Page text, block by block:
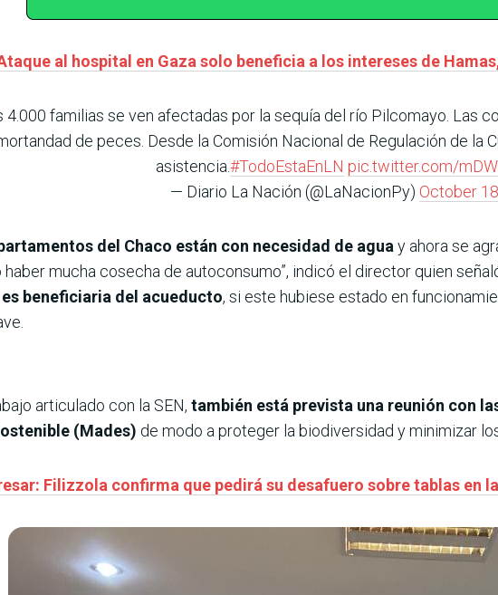
al hospital en Gaza solo beneficia a los intereses de
4.000 familias se ven afectadas por la sequía del río Pilcomayo. Las
de peces. Desde la Comisión Nacional de Regulación de la
asistencia.#TodoEstaEnLN pic.twitter.com/
— Diario La Nación (@LaNacionPy) October
del Chaco están con necesidad de agua y ahora se
haber mucha cosecha de autoconsumo”, indicó el director quien
beneficiaria del acueducto, si este hubiese estado en
articulado con la SEN, también está prevista una reunión con
(Mades) de modo a proteger la biodiversidad y minimizar
Filizzola confirma que pedirá su desafuero sobre tablas en